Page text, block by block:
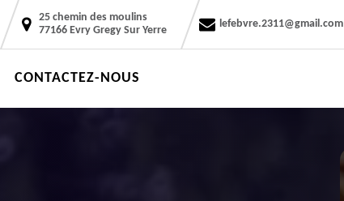
25 chemin des moulins
77166 Evry Gregy Sur Yerre
lefebvre.2311@gmail.com
CONTACTEZ-NOUS